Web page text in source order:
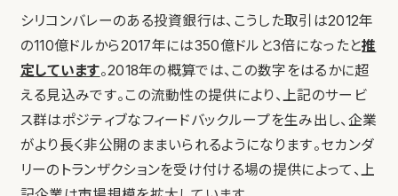
シリコンバレーのある投資銀行は、こうした取引は2012年
の110億ドルから2017年には350億ドルと3倍になったと推
定しています。2018年の概算では、この数字をはるかに超
える見込みです。この流動性の提供により、上記のサービ
ス群はポジティブなフィードバックループを生み出し、企業
がより長く非公開のままいられるようになります。セカンダ
リーのトランザクションを受け付ける場の提供によって、上